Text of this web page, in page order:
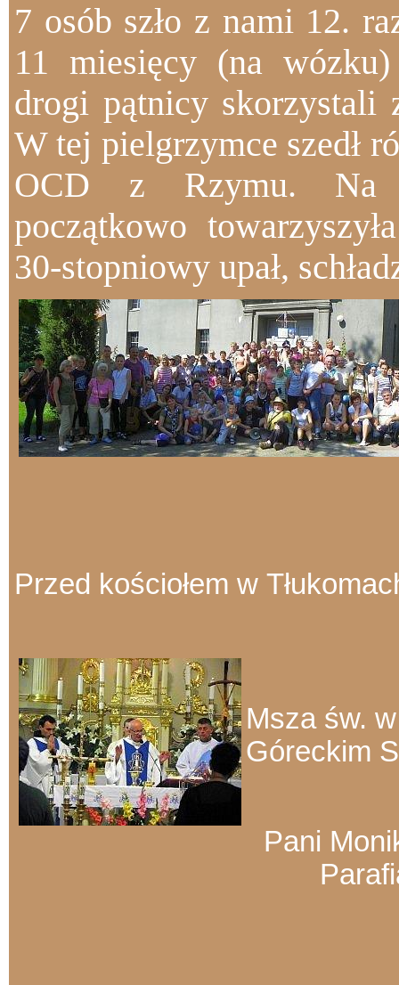
7 osób szło z nami 12.
11 miesięcy (na
drogi pątnicy skorzystali
W tej pielgrzymce szedł
OCD z Rzymu. Na
początkowo
30-stopniowy upał,
Przed kościołem w
Msza św.
Góreckim
Pani